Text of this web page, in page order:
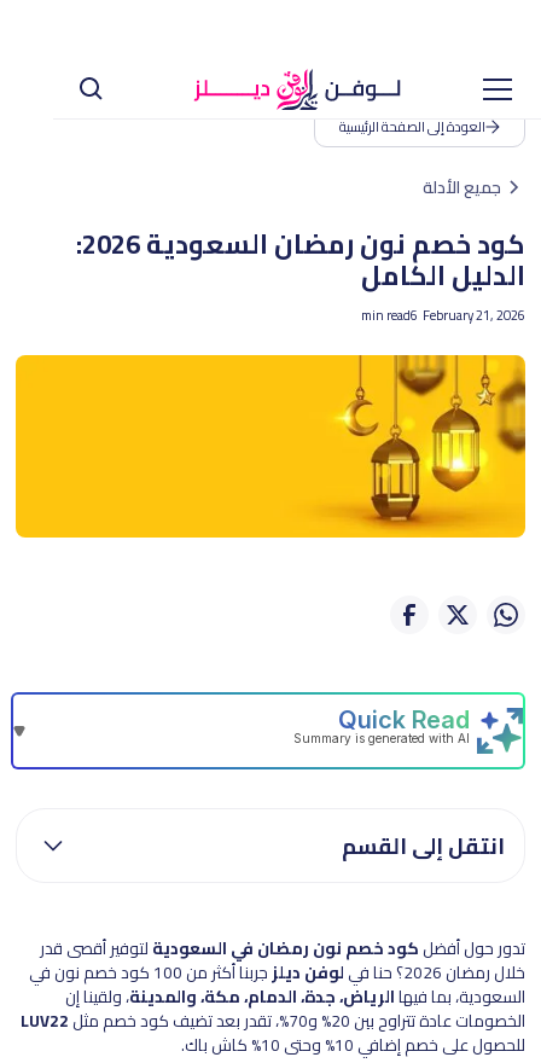
العودة إلى الصفحة الرئيسية
جميع الأدلة
كود خصم نون رمضان السعودية 2026:
الدليل الكامل
February 21, 2026
6
min read
تدور حول أفضلكود خصم نون رمضان في السعوديةلتوفير أقصى قدر
خلال رمضان 2026؟ حنا في لوفن ديلز جربنا أكثر من 100 كود خصم نون في
السعودية، بما فيهاالرياض، جدة، الدمام، مكة، والمدينة، ولقينا إن
الخصومات عادة تتراوح بين 20% و70%، تقدر بعد تضيف كود خصم مثل LUV22
للحصول على خصم إضافي 10% وحتى 10% كاش باك.
انتقل إلى القسم